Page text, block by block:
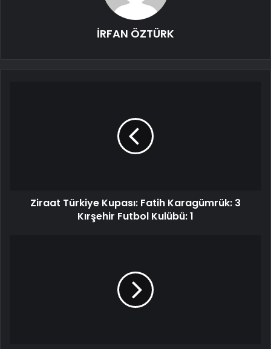
İRFAN ÖZTÜRK
Ziraat Türkiye Kupası: Fatih Karagümrük: 3
Kırşehir Futbol Kulübü: 1